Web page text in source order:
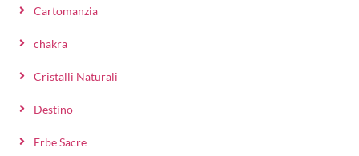
Cartomanzia
chakra
Cristalli Naturali
Destino
Erbe Sacre